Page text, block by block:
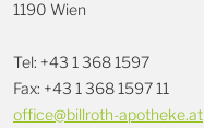
1190 Wien
Tel: +43 1 368 1597
Fax: +43 1 368 1597 11
office@billroth-apotheke.at